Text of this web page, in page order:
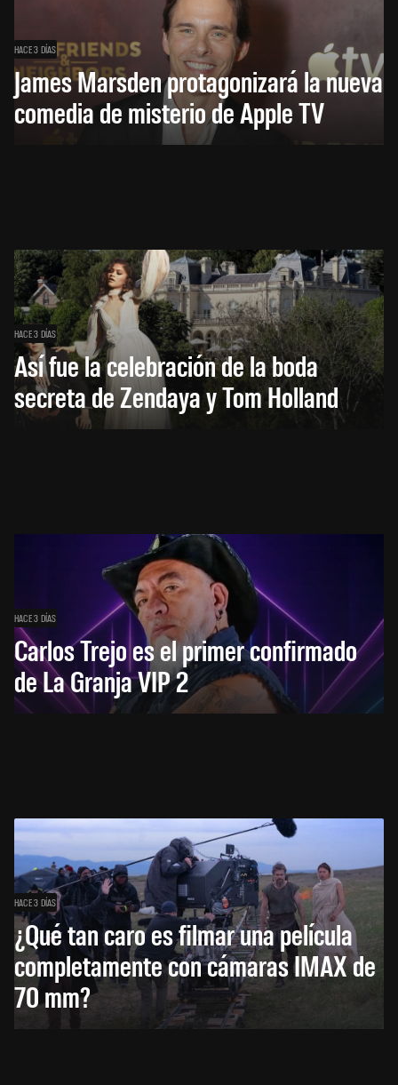
HACE 3 DÍAS
James Marsden protagonizará la nueva
comedia de misterio de Apple TV
HACE 3 DÍAS
Así fue la celebración de la boda
secreta de Zendaya y Tom Holland
HACE 3 DÍAS
Carlos Trejo es el primer confirmado
de La Granja VIP 2
HACE 3 DÍAS
¿Qué tan caro es filmar una película
completamente con cámaras IMAX de
70 mm?